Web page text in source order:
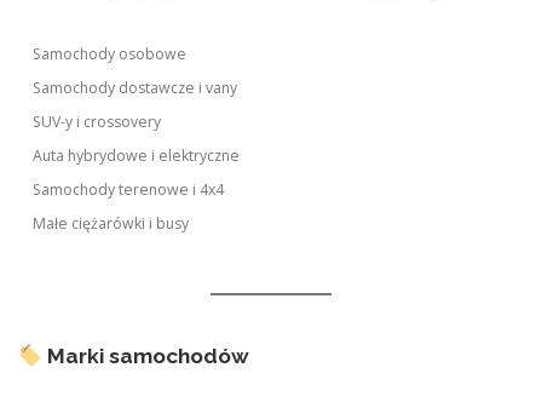
Samochody osobowe
Samochody dostawcze i vany
SUV-y i crossovery
Auta hybrydowe i elektryczne
Samochody terenowe i 4x4
Małe ciężarówki i busy
Marki samochodów